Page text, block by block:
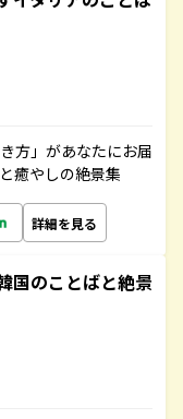
方」があなたにお届
癒やしの絶景集
詳細を見る
国のことばと絶景